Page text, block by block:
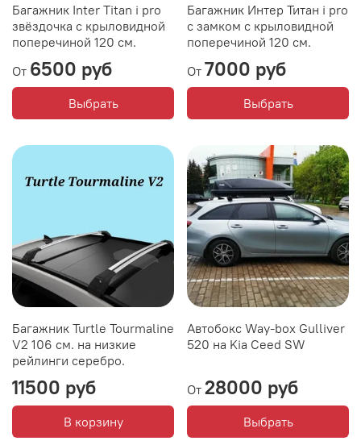
Багажник Inter Titan i pro
звёздочка с крыловидной
поперечиной 120 см.
От 6500 руб
Выбрать
Багажник Интер Титан i pro
с замком с крыловидной
поперечиной 120 см.
От 7000 руб
Выбрать
Багажник Turtle Tourmaline
V2 106 см. на низкие
рейлинги серебро.
11500 руб
В корзину
Автобокс Way-box Gulliver
520 на Kia Ceed SW
От 28000 руб
Выбрать